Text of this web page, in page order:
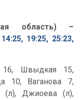
область) –
19:25, 25:23,
16, Швыдкая 15,
10, Ваганова 7,
(л), Джиоева (л),